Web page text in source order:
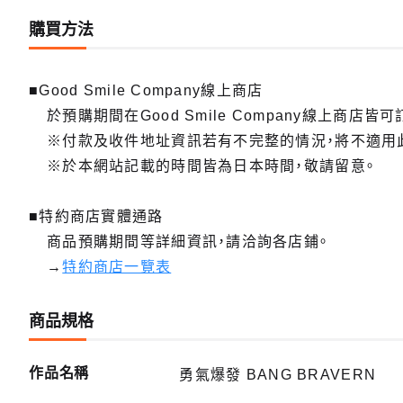
購買方法
■Good Smile Company線上商店
於預購期間在Good Smile Company線上商店皆可訂
※付款及收件地址資訊若有不完整的情況，將不適用
※於本網站記載的時間皆為日本時間，敬請留意。
■特約商店實體通路
商品預購期間等詳細資訊，請洽詢各店鋪。
→特約商店一覽表
商品規格
作品名稱 勇氣爆發 BANG BRAVERN